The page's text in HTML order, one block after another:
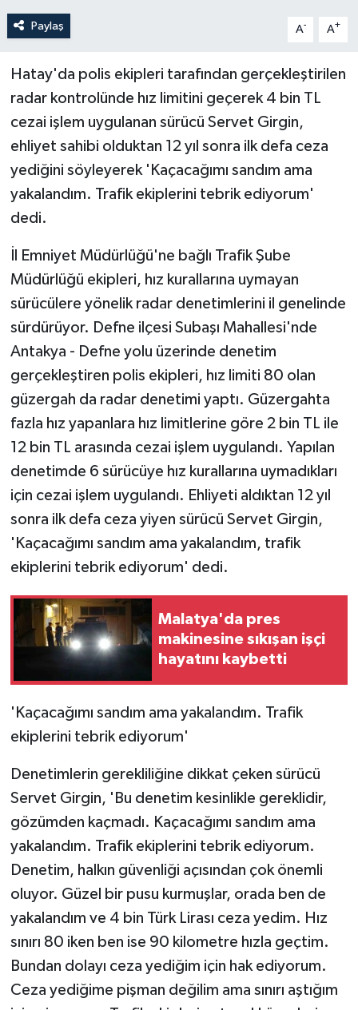
Paylaş A- A+
Hatay'da polis ekipleri tarafından gerçekleştirilen
radar kontrolünde hız limitini geçerek 4 bin TL
cezai işlem uygulanan sürücü Servet Girgin,
ehliyet sahibi olduktan 12 yıl sonra ilk defa ceza
yediğini söyleyerek 'Kaçacağımı sandım ama
yakalandım. Trafik ekiplerini tebrik ediyorum'
dedi.
İl Emniyet Müdürlüğü'ne bağlı Trafik Şube
Müdürlüğü ekipleri, hız kurallarına uymayan
sürücülere yönelik radar denetimlerini il genelinde
sürdürüyor. Defne ilçesi Subaşı Mahallesi'nde
Antakya - Defne yolu üzerinde denetim
gerçekleştiren polis ekipleri, hız limiti 80 olan
güzergah da radar denetimi yaptı. Güzergahta
fazla hız yapanlara hız limitlerine göre 2 bin TL ile
12 bin TL arasında cezai işlem uygulandı. Yapılan
denetimde 6 sürücüye hız kurallarına uymadıkları
için cezai işlem uygulandı. Ehliyeti aldıktan 12 yıl
sonra ilk defa ceza yiyen sürücü Servet Girgin,
'Kaçacağımı sandım ama yakalandım, trafik
ekiplerini tebrik ediyorum' dedi.
Malatya'da pres
makinesine sıkışan işçi
hayatını kaybetti
'Kaçacağımı sandım ama yakalandım. Trafik
ekiplerini tebrik ediyorum'
Denetimlerin gerekliliğine dikkat çeken sürücü
Servet Girgin, 'Bu denetim kesinlikle gereklidir,
gözümden kaçmadı. Kaçacağımı sandım ama
yakalandım. Trafik ekiplerini tebrik ediyorum.
Denetim, halkın güvenliği açısından çok önemli
oluyor. Güzel bir pusu kurmuşlar, orada ben de
yakalandım ve 4 bin Türk Lirası ceza yedim. Hız
sınırı 80 iken ben ise 90 kilometre hızla geçtim.
Bundan dolayı ceza yediğim için hak ediyorum.
Ceza yediğime pişman değilim ama sınırı aştığım